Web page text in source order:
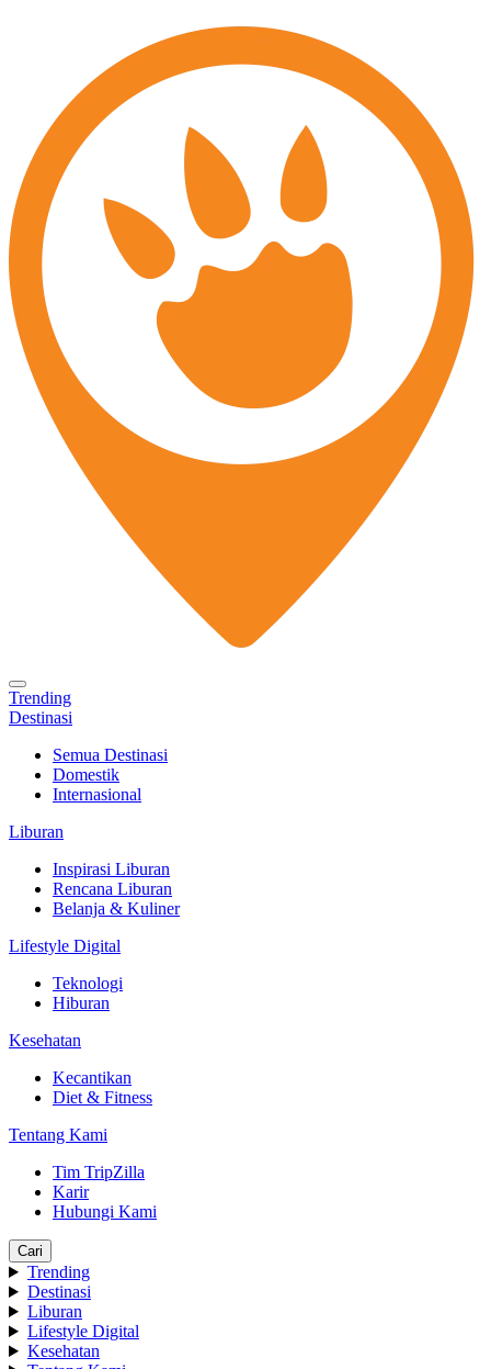
Trending
Destinasi
Semua Destinasi
Domestik
Internasional
Liburan
Inspirasi Liburan
Rencana Liburan
Belanja & Kuliner
Lifestyle Digital
Teknologi
Hiburan
Kesehatan
Kecantikan
Diet & Fitness
Tentang Kami
Tim TripZilla
Karir
Hubungi Kami
Cari
Trending
Destinasi
Liburan
Lifestyle Digital
Kesehatan